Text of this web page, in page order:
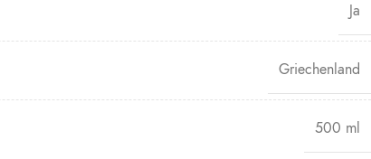
Ja
Griechenland
500 ml